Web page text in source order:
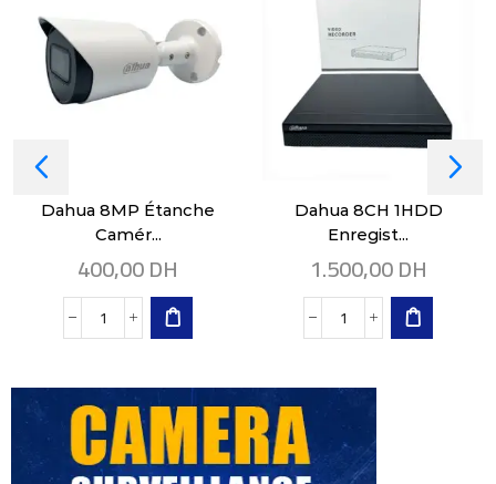
Dahua 8MP Étanche
Camér...
400,00DH
Dahua 8CH 1HDD
Enregist...
1.500,00DH